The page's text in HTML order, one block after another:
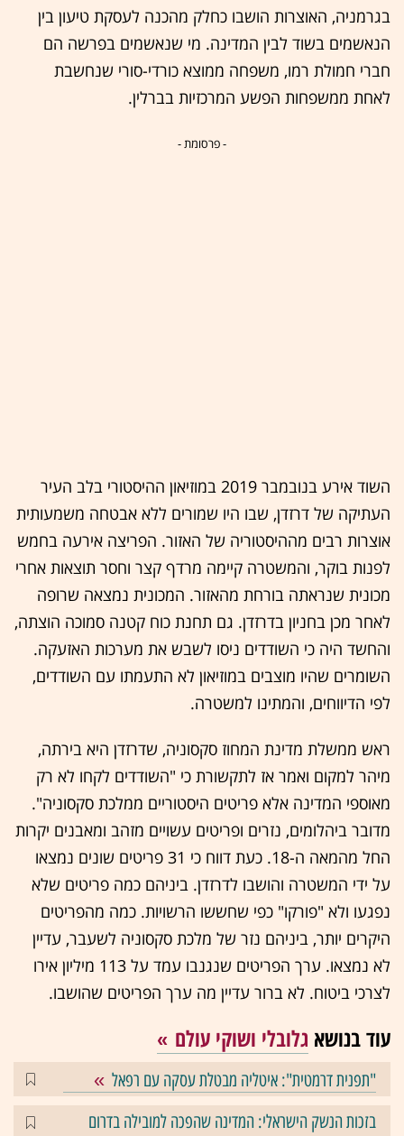
בגרמניה, האוצרות הושבו כחלק מהכנה לעסקת טיעון בין
הנאשמים בשוד לבין המדינה. מי שנאשמים בפרשה הם
חברי חמולת רמו, משפחה ממוצא כורדי-סורי שנחשבת
לאחת ממשפחות הפשע המרכזיות בברלין.
- פרסומת -
השוד אירע בנובמבר 2019 במוזיאון ההיסטורי בלב העיר
העתיקה של דרזדן, שבו היו שמורים ללא אבטחה משמעותית
אוצרות רבים מההיסטוריה של האזור. הפריצה אירעה בחמש
לפנות בוקר, והמשטרה קיימה מרדף קצר וחסר תוצאות אחרי
מכונית שנראתה בורחת מהאזור. המכונית נמצאה שרופה
לאחר מכן בחניון בדרזדן. גם תחנת כוח קטנה סמוכה הוצתה,
והחשד היה כי השודדים ניסו לשבש את מערכות האזעקה.
השומרים שהיו מוצבים במוזיאון לא התעמתו עם השודדים,
לפי הדיווחים, והמתינו למשטרה.
ראש ממשלת מדינת המחוז סקסוניה, שדרזדן היא בירתה,
מיהר למקום ואמר אז לתקשורת כי "השודדים לקחו לא רק
מאוספי המדינה אלא פריטים היסטוריים ממלכת סקסוניה".
מדובר ביהלומים, נזרים ופריטים עשויים מזהב ומאבנים יקרות
החל מהמאה ה-18. כעת דווח כי 31 פריטים שונים נמצאו
על ידי המשטרה והושבו לדרזדן. ביניהם כמה פריטים שלא
נפגעו ולא "פורקו" כפי שחששו הרשויות. כמה מהפריטים
היקרים יותר, ביניהם נזר של מלכת סקסוניה לשעבר, עדיין
לא נמצאו. ערך הפריטים שנגנבו עמד על 113 מיליון אירו
לצרכי ביטוח. לא ברור עדיין מה ערך הפריטים שהושבו.
עוד בנושא גלובלי ושוקי עולם
"תפנית דרמטית": איטליה מבטלת עסקה עם רפאל
בזכות הנשק הישראלי: המדינה שהפכה למובילה בדרום